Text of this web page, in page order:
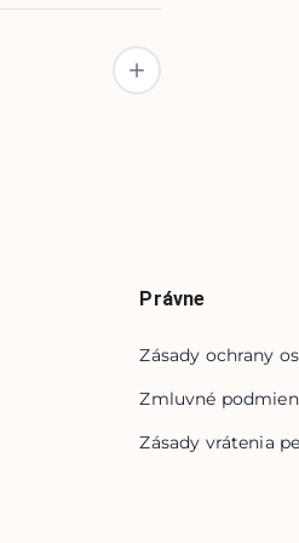
Právne
Zásady ochrany
Zmluvné
Zásady vrátenia